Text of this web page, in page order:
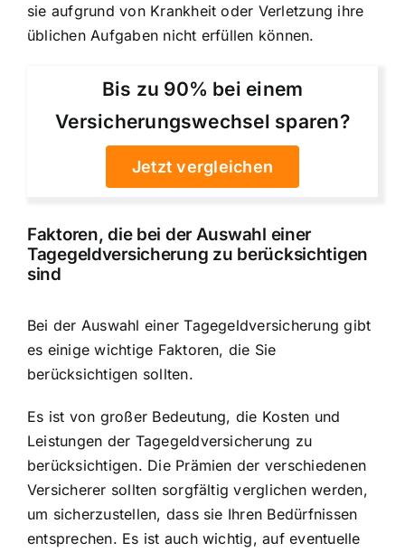
sie aufgrund von Krankheit oder Verletzung ihre
üblichen Aufgaben nicht erfüllen können.
Bis zu 90% bei einem
Versicherungswechsel sparen?
Jetzt vergleichen
Faktoren, die bei der Auswahl einer
Tagegeldversicherung zu berücksichtigen
sind
Bei der Auswahl einer Tagegeldversicherung gibt
es einige wichtige Faktoren, die Sie
berücksichtigen sollten.
Es ist von großer Bedeutung, die Kosten und
Leistungen der Tagegeldversicherung zu
berücksichtigen. Die Prämien der verschiedenen
Versicherer sollten sorgfältig verglichen werden,
um sicherzustellen, dass sie Ihren Bedürfnissen
entsprechen. Es ist auch wichtig, auf eventuelle